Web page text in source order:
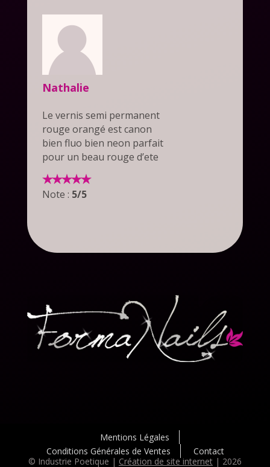
Nathalie
Le vernis semi permanent
rouge orangé est canon
bien fluo bien neon parfait
pour un beau rouge d’ete
Note : 5/5
Mentions Légales
Conditions Générales de Ventes
Contact
© Industrie Poetique | Création de site internet| 2026